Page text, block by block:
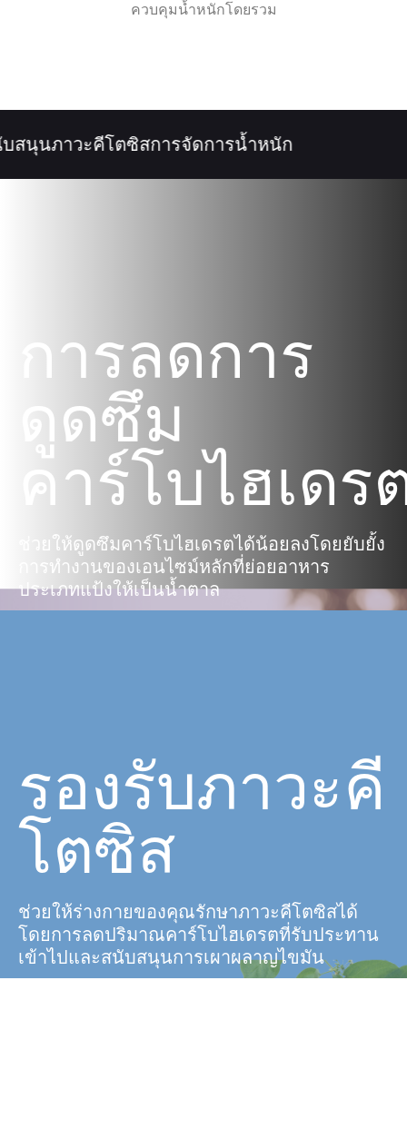
ควบคุมน้ำหนักโดยรวม
นุนภาวะคีโตซิสการจัดการน้ำหนัก
การลดการ
ดูดซึม
คาร์โบไฮเดร
ช่วยให้ดูดซึมคาร์โบไฮเดรตได้น้อยลงโดยยับยั้ง
การทำงานของเอนไซม์หลักที่ย่อยอาหาร
ประเภทแป้งให้เป็นน้ำตาล
รองรับภาวะคี
โตซิส
ช่วยให้ร่างกายของคุณรักษาภาวะคีโตซิสได้
โดยการลดปริมาณคาร์โบไฮเดรตที่รับประทาน
เข้าไปและสนับสนุนการเผาผลาญไขมัน